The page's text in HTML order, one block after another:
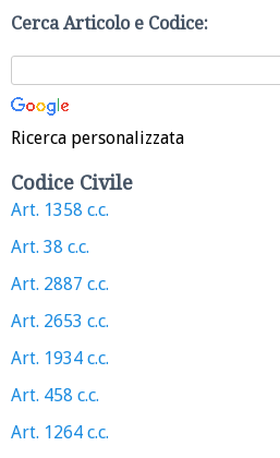
Cerca Articolo e Codice:
Ricerca personalizzata
Codice Civile
Art. 1358 c.c.
Art. 38 c.c.
Art. 2887 c.c.
Art. 2653 c.c.
Art. 1934 c.c.
Art. 458 c.c.
Art. 1264 c.c.